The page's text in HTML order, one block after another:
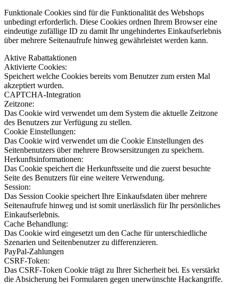
Funktionale Cookies sind für die Funktionalität des Webshops
unbedingt erforderlich. Diese Cookies ordnen Ihrem Browser eine
eindeutige zufällige ID zu damit Ihr ungehindertes Einkaufserlebnis
über mehrere Seitenaufrufe hinweg gewährleistet werden kann.
Aktive Rabattaktionen
Aktivierte Cookies:
Speichert welche Cookies bereits vom Benutzer zum ersten Mal
akzeptiert wurden.
CAPTCHA-Integration
Zeitzone:
Das Cookie wird verwendet um dem System die aktuelle Zeitzone
des Benutzers zur Verfügung zu stellen.
Cookie Einstellungen:
Das Cookie wird verwendet um die Cookie Einstellungen des
Seitenbenutzers über mehrere Browsersitzungen zu speichern.
Herkunftsinformationen:
Das Cookie speichert die Herkunftsseite und die zuerst besuchte
Seite des Benutzers für eine weitere Verwendung.
Session:
Das Session Cookie speichert Ihre Einkaufsdaten über mehrere
Seitenaufrufe hinweg und ist somit unerlässlich für Ihr persönliches
Einkaufserlebnis.
Cache Behandlung:
Das Cookie wird eingesetzt um den Cache für unterschiedliche
Szenarien und Seitenbenutzer zu differenzieren.
PayPal-Zahlungen
CSRF-Token:
Das CSRF-Token Cookie trägt zu Ihrer Sicherheit bei. Es verstärkt
die Absicherung bei Formularen gegen unerwünschte Hackangriffe.